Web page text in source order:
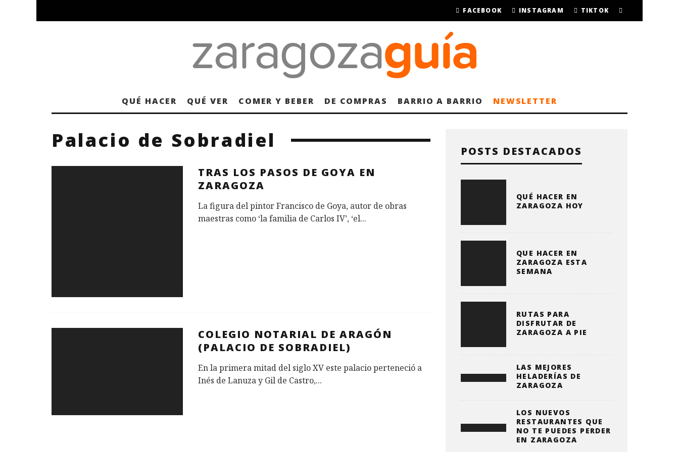
FACEBOOK INSTAGRAM TIKTOK
QUÉ HACER QUÉ VER COMER Y BEBER DE COMPRAS BARRIO A BARRIO NEWSLETTER
Palacio de Sobradiel
TRAS LOS PASOS DE GOYA EN
ZARAGOZA
La figura del pintor Francisco de Goya, autor de obras
maestras como ‘la familia de Carlos IV’, ‘el...
COLEGIO NOTARIAL DE ARAGÓN
(PALACIO DE SOBRADIEL)
En la primera mitad del siglo XV este palacio perteneció a
Inés de Lanuza y Gil de Castro,...
POSTS DESTACADOS
QUÉ HACER EN
ZARAGOZA HOY
QUE HACER EN
ZARAGOZA ESTA
SEMANA
RUTAS PARA
DISFRUTAR DE
ZARAGOZA A PIE
LAS MEJORES
HELADERÍAS DE
ZARAGOZA
LOS NUEVOS
RESTAURANTES QUE
NO TE PUEDES PERDER
EN ZARAGOZA